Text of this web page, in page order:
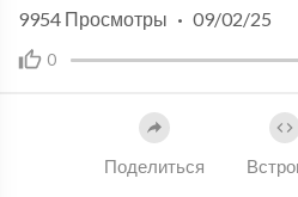
0
9954 Просмотры · 09/02/25
Поделиться